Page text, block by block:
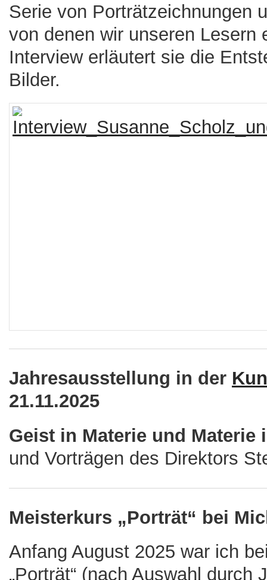
Serie von Porträtzeichnungen
von denen wir unseren Lesern
Interview erläutert sie die
Bilder.
Jahresausstellung in der
21.11.2025
Geist in Materie und Materie
und Vorträgen des Direktors
Meisterkurs „Porträt“ bei
Anfang August 2025 war ich
„Porträt“ (nach Auswahl